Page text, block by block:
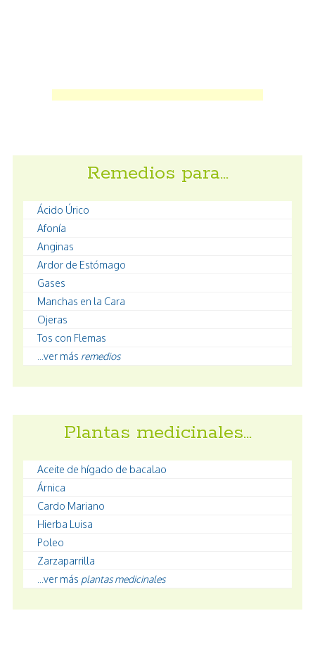
Remedios para…
Ácido Úrico
Afonía
Anginas
Ardor de Estómago
Gases
Manchas en la Cara
Ojeras
Tos con Flemas
...ver más remedios
Plantas medicinales…
Aceite de hígado de bacalao
Árnica
Cardo Mariano
Hierba Luisa
Poleo
Zarzaparrilla
...ver más plantas medicinales